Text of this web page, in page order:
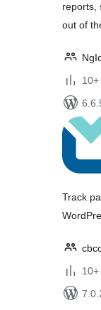
reports,
out of
10+
Track
10+